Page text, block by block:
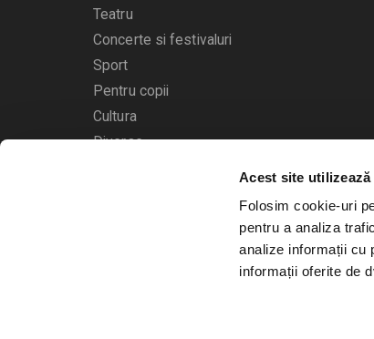
Acest site
Folosim cookie-uri
pentru a analiza
analize informații cu
informații oferite de
Teatru
Concerte si festivaluri
Sport
Pentru copii
Cultura
Diverse
Calendarul evenimentelor